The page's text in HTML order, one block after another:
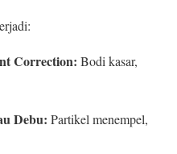
Correction: Bodi kasar,
Debu: Partikel menempel,